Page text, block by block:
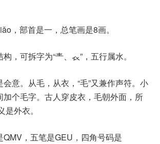
，部首是一，总笔画是8画。
构，可拆字为“龶、𧘇”，五行属水。
会意。从毛，从衣，“毛”又兼作声符。小
加个毛字。古人穿皮衣，毛朝外面，所
是外衣。
QMV，五笔是GEU，四角号码是